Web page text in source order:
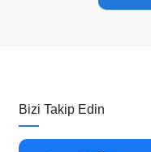
Bizi Takip Edin